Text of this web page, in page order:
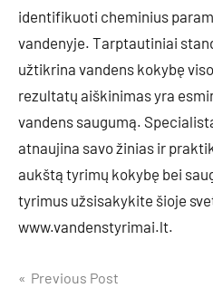
identifikuoti cheminius
vandenyje. Tarptautiniai
užtikrina vandens kokybę
rezultatų aiškinimas yra
vandens saugumą.
atnaujina savo žinias ir
aukštą tyrimų kokybę bei
tyrimus užsisakykite šioje
www.vandenstyrimai.lt.
Navigacija
Previous Post